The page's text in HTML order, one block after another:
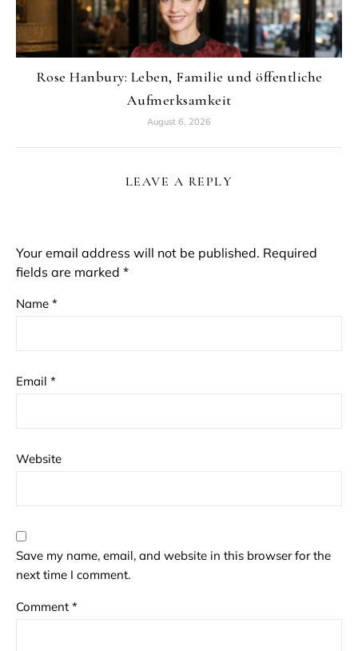
Rose Hanbury: Leben, Familie und öffentliche
Aufmerksamkeit
August 6, 2026
LEAVE A REPLY
Your email address will not be published. Required
fields are marked *
Name *
Email *
Website
Save my name, email, and website in this browser for the
next time I comment.
Comment *